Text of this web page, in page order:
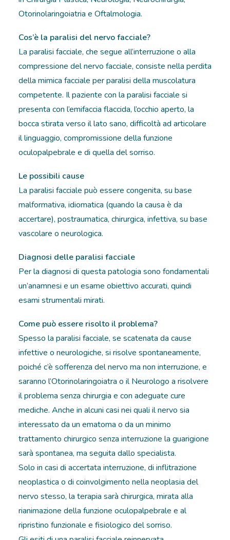
NEWS
FORMAZIONE
Otorinolaringoiatria e Oftalmologia.
Cos’è la paralisi del nervo facciale?
La paralisi facciale, che segue all’interruzione o alla
compressione del nervo facciale, consiste nella perdita
della mimica facciale per paralisi della muscolatura
competente. Il paziente con la paralisi facciale si
presenta con l’emifaccia flaccida, l’occhio aperto, la
bocca stirata verso il lato sano, difficoltà ad articolare
il linguaggio, compromissione della funzione
oculopalpebrale e di quella del sorriso.
Le possibili cause
La paralisi facciale può essere congenita, su base
malformativa, idiomatica (quando la causa è da
accertare), postraumatica, chirurgica, infettiva, su base
vascolare o neurologica.
Diagnosi delle paralisi facciale
Per la diagnosi di questa patologia sono fondamentali
un’anamnesi e un esame obiettivo accurati, quindi
esami strumentali mirati.
Come può essere risolto il problema?
Spesso la paralisi facciale, se scatenata da cause
infettive o neurologiche, si risolve spontaneamente,
poiché c’è sofferenza del nervo ma non interruzione, e
saranno l’Otorinolaringoiatra o il Neurologo a risolvere
il problema senza chirurgia e con adeguate cure
mediche. Anche in alcuni casi nei quali il nervo sia
interessato da un ematoma o da un minimo
trattamento chirurgico senza interruzione la guarigione
sarà spontanea, ma seguita dallo specialista.
Solo in casi di accertata interruzione, di inflitrazione
neoplastica o di coinvolgimento nella neoplasia del
nervo stesso, la terapia sarà chirurgica, mirata alla
rianimazione della funzione oculopalpebrale e al
ripristino funzionale e fisiologico del sorriso.